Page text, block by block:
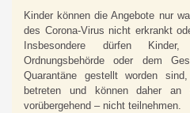
Kinder können die Angebote nur
des Corona-Virus nicht erkrankt
Insbesondere dürfen
Ordnungsbehörde oder dem
Quarantäne gestellt worden
betreten und können daher an
vorübergehend – nicht teilnehmen.